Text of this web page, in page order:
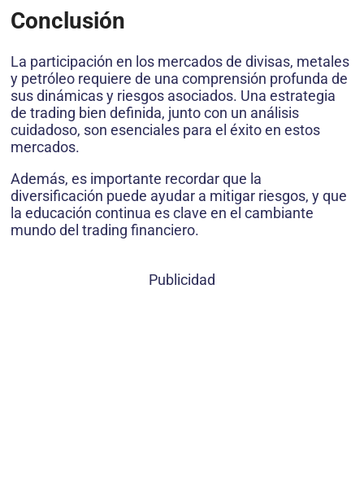
Conclusión
La participación en los mercados de divisas, metales
y petróleo requiere de una comprensión profunda de
sus dinámicas y riesgos asociados. Una estrategia
de trading bien definida, junto con un análisis
cuidadoso, son esenciales para el éxito en estos
mercados.
Además, es importante recordar que la
diversificación puede ayudar a mitigar riesgos, y que
la educación continua es clave en el cambiante
mundo del trading financiero.
Publicidad